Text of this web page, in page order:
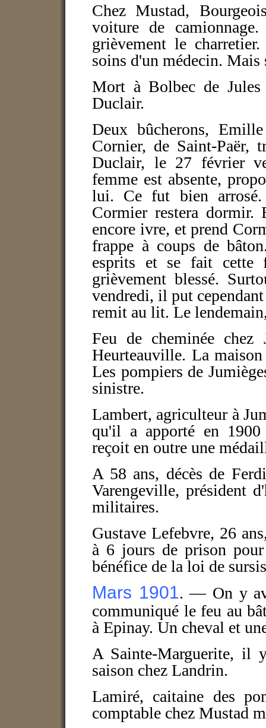
Chez Mustad,
voiture de
grièvement le
soins d'un médecin. Mais
Mort à Bolbec de Jules
Duclair.
Deux bûcherons,
Cornier, de Saint-Paër,
Duclair, le 27 février
femme est absente,
lui. Ce fut bien
Cormier restera
encore ivre, et prend
frappe à coups de
esprits et se fait cette
grièvement blessé.
vendredi, il put
remit au lit. Le
Feu de cheminée chez
Heurteauville. La
Les pompiers de
sinistre.
Lambert, agriculteur à
qu'il a apporté en
reçoit en outre une
A 58 ans, décès de
Varengeville, président
militaires.
Gustave Lefebvre, 26
à 6 jours de prison
bénéfice de la loi de
Mars 1901. — On y
communiqué le feu au
à Epinay. Un cheval et
A Sainte-Marguerite, il
saison chez Landrin.
Lamiré, caitaine des
comptable chez Mustad